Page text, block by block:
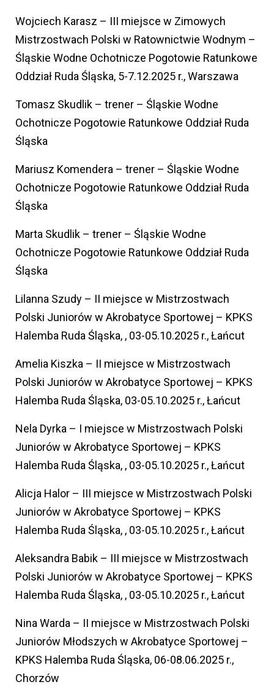
Wojciech Karasz – III miejsce w Zimowych
Mistrzostwach Polski w Ratownictwie Wodnym –
Śląskie Wodne Ochotnicze Pogotowie Ratunkowe
Oddział Ruda Śląska, 5-7.12.2025 r., Warszawa
Tomasz Skudlik – trener – Śląskie Wodne
Ochotnicze Pogotowie Ratunkowe Oddział Ruda
Śląska
Mariusz Komendera – trener – Śląskie Wodne
Ochotnicze Pogotowie Ratunkowe Oddział Ruda
Śląska
Marta Skudlik – trener – Śląskie Wodne
Ochotnicze Pogotowie Ratunkowe Oddział Ruda
Śląska
Lilanna Szudy – II miejsce w Mistrzostwach
Polski Juniorów w Akrobatyce Sportowej – KPKS
Halemba Ruda Śląska, , 03-05.10.2025 r., Łańcut
Amelia Kiszka – II miejsce w Mistrzostwach
Polski Juniorów w Akrobatyce Sportowej – KPKS
Halemba Ruda Śląska, 03-05.10.2025 r., Łańcut
Nela Dyrka – I miejsce w Mistrzostwach Polski
Juniorów w Akrobatyce Sportowej – KPKS
Halemba Ruda Śląska, , 03-05.10.2025 r., Łańcut
Alicja Halor – III miejsce w Mistrzostwach Polski
Juniorów w Akrobatyce Sportowej – KPKS
Halemba Ruda Śląska, , 03-05.10.2025 r., Łańcut
Aleksandra Babik – III miejsce w Mistrzostwach
Polski Juniorów w Akrobatyce Sportowej – KPKS
Halemba Ruda Śląska, , 03-05.10.2025 r., Łańcut
Nina Warda – II miejsce w Mistrzostwach Polski
Juniorów Młodszych w Akrobatyce Sportowej –
KPKS Halemba Ruda Śląska, 06-08.06.2025 r.,
Chorzów